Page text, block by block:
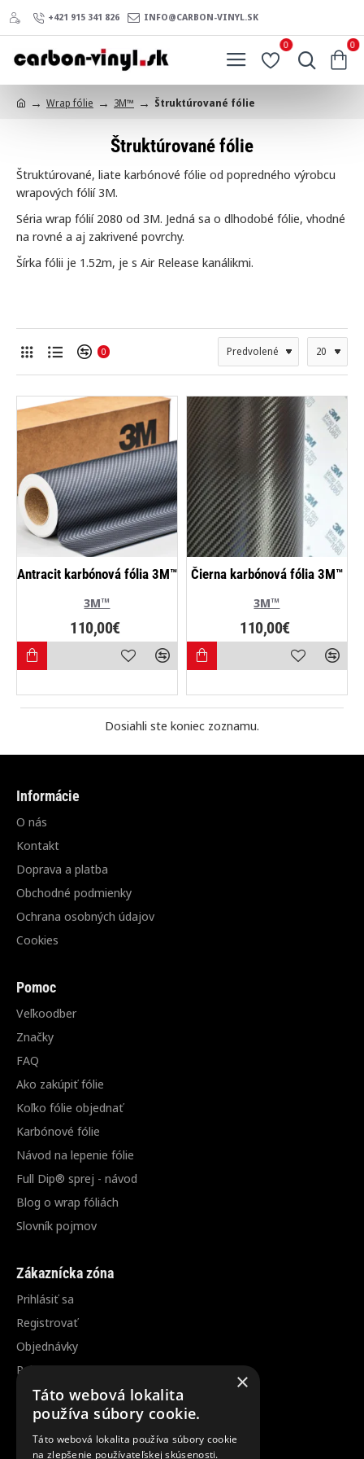
+421 915 341 826 INFO@CARBON-VINYL.SK
0 0
Wrap fólie 3M™ Štruktúrované fólie
Štruktúrované fólie
Štruktúrované, liate karbónové fólie od popredného výrobcu
wrapových fólií 3M.
Séria wrap fólií 2080 od 3M. Jedná sa o dlhodobé fólie, vhodné
na rovné a aj zakrivené povrchy.
Šírka fólii je 1.52m, je s Air Release kanálikmi.
0
3M™
Antracit karbónová fólia 3M™
110,00€
3M™
Čierna karbónová fólia 3M™
110,00€
Dosiahli ste koniec zoznamu.
Informácie
O nás
Kontakt
Doprava a platba
Obchodné podmienky
Ochrana osobných údajov
Cookies
Pomoc
Veľkoodber
Značky
FAQ
Ako zakúpiť fólie
Koľko fólie objednať
Karbónové fólie
Návod na lepenie fólie
Full Dip® sprej - návod
Blog o wrap fóliách
Slovník pojmov
Zákaznícka zóna
Prihlásiť sa
Registrovať
Objednávky
Reklamácia / vrátenie tovaru
Zrušenie objednávky
Odber noviniek
×
Táto webová lokalita
používa súbory cookie.
Táto webová lokalita používa súbory cookie
na zlepšenie používateľskej skúsenosti.